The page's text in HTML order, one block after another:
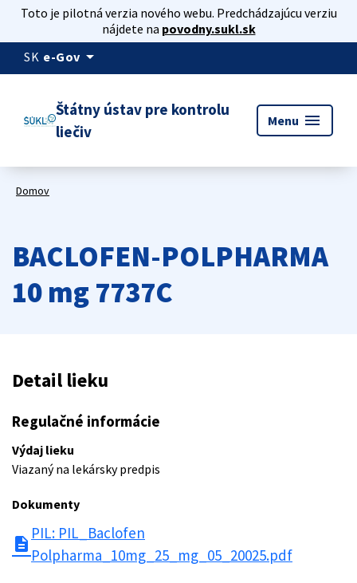
Toto je pilotná verzia nového webu. Predchádzajúcu verziu
nájdete na povodny.sukl.sk
SK e-Gov arrow_drop_down
Štátny ústav pre kontrolu
liečiv
Menu menu
Domov
BACLOFEN-POLPHARMA
10 mg 7737C
Detail lieku
Regulačné informácie
Výdaj lieku
Viazaný na lekársky predpis
Dokumenty
description
PIL: PIL_Baclofen
Polpharma_10mg_25_mg_05_20025.pdf